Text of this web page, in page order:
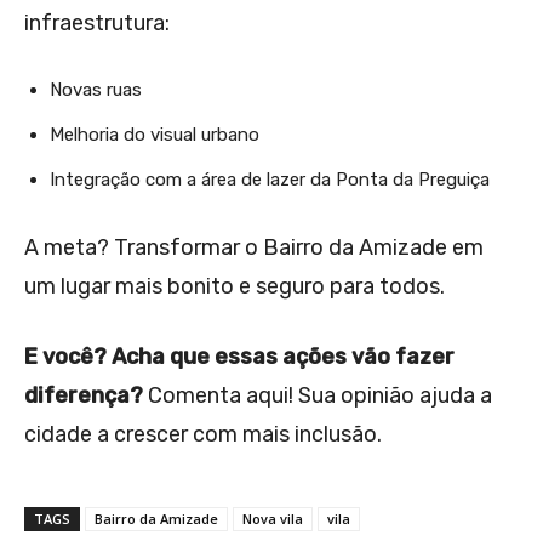
infraestrutura:
Novas ruas
Melhoria do visual urbano
Integração com a área de lazer da Ponta da Preguiça
A meta? Transformar o Bairro da Amizade em
um lugar mais bonito e seguro para todos.
E você? Acha que essas ações vão fazer
diferença? Comenta aqui! Sua opinião ajuda a
cidade a crescer com mais inclusão.
TAGS Bairro da Amizade Nova vila vila